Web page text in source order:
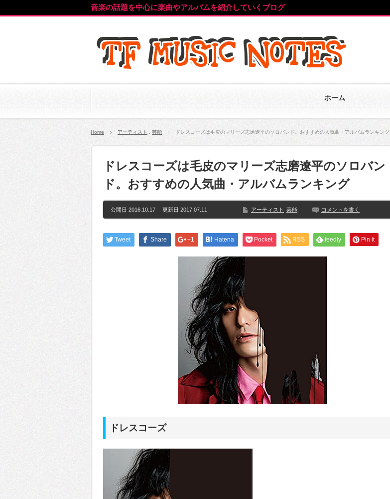
ホーム
音楽の話題を中心に楽曲やアルバムを紹介していくブログ
Home アーティスト 芸能 ドレスコーズは毛皮のマリーズ志磨遼平のソロバンド。おすすめの人気曲・アルバムランキング
ドレスコーズは毛皮のマリーズ志磨遼平のソロバン
ド。おすすめの人気曲・アルバムランキング
公開日 2016.10.17 更新日 2017.07.11 アーティスト 芸能 コメントを書く
Tweet Share +1 Hatena Pocket RSS feedly Pin it
ドレスコーズ